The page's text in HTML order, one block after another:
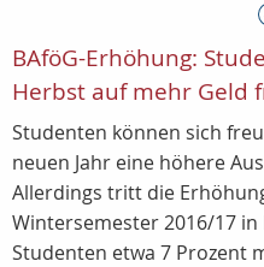
BAföG-Erhöhung:
Herbst auf mehr Geld
Studenten können sich
neuen Jahr eine höhere
Allerdings tritt die
Wintersemester 2016/17
Studenten etwa 7 Prozent